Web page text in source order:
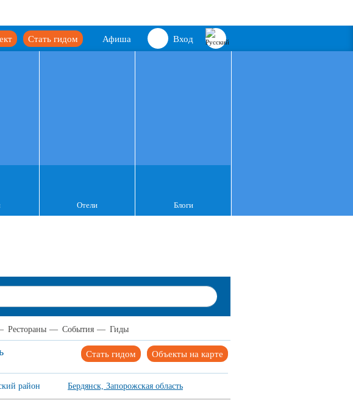
Вход
Афиша
Стать гидом
Отели Блоги
Рестораны — События — Гиды
Объекты на карте
Стать гидом
район Бердянск, Запорожская область